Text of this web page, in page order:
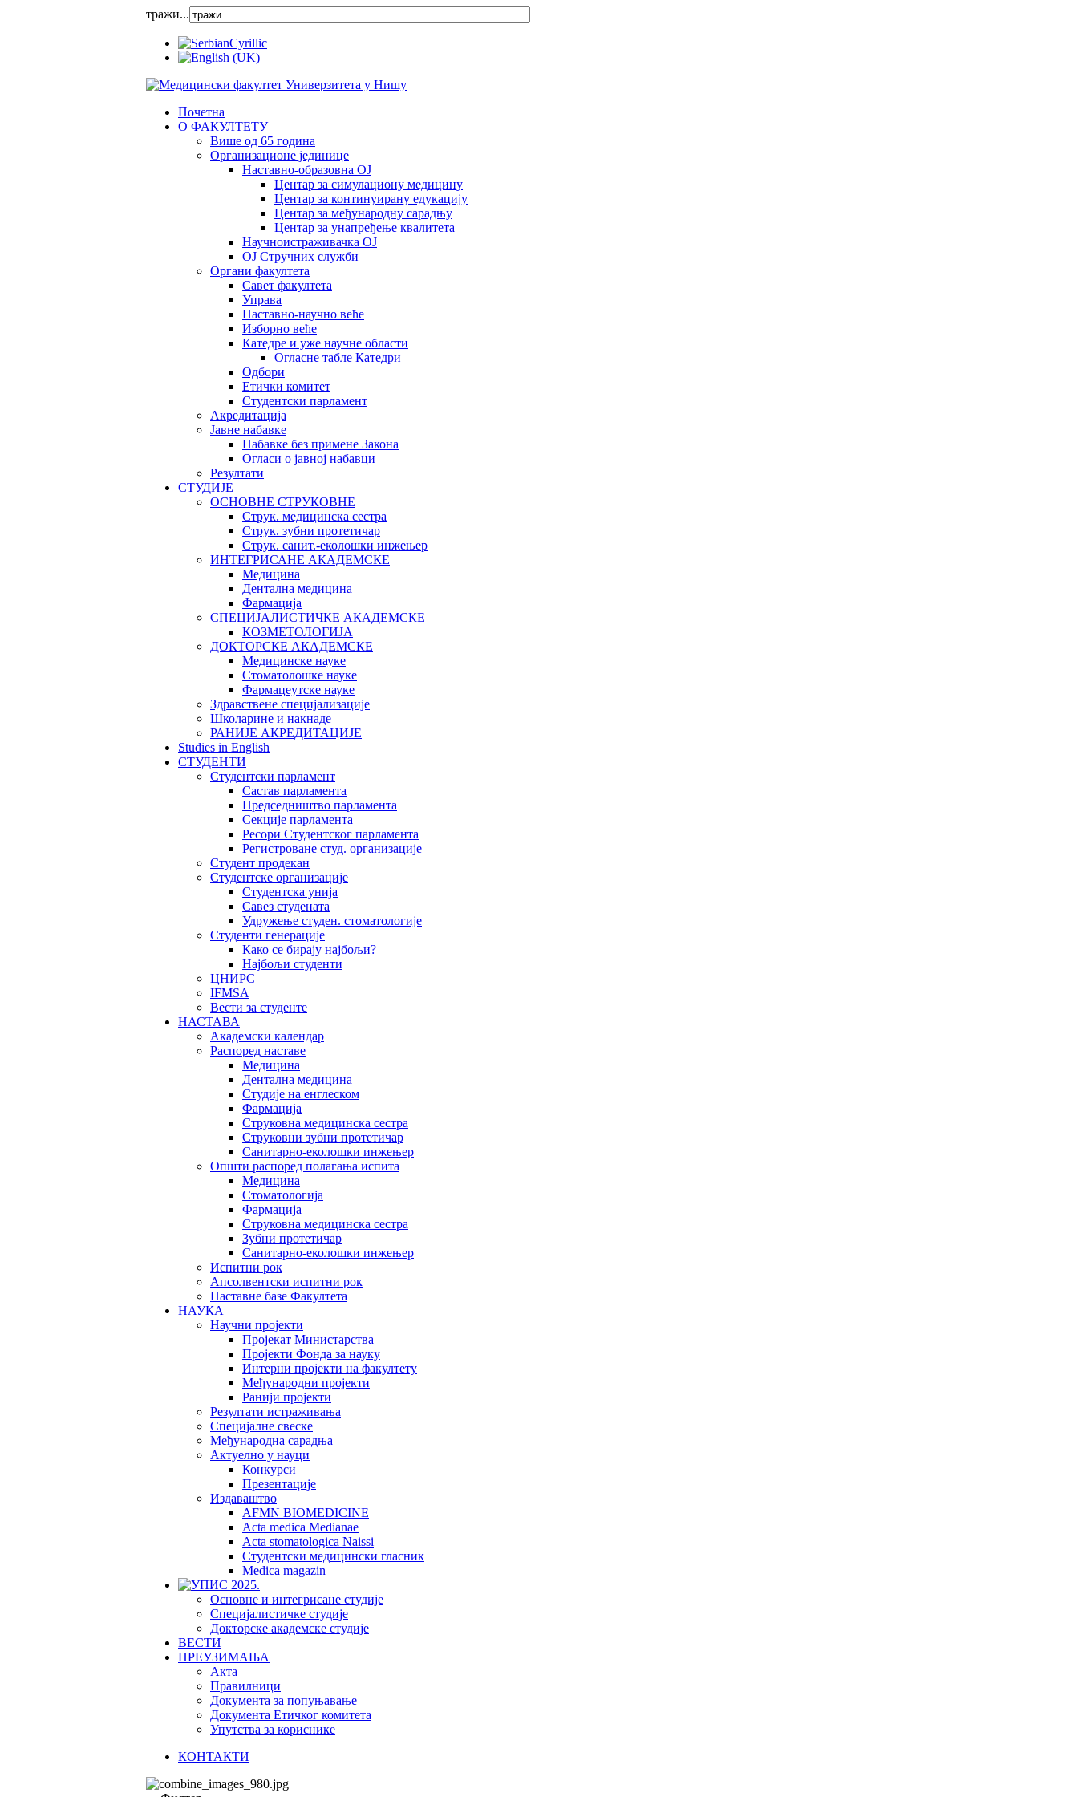
тражи...
Почетна
О ФАКУЛТЕТУ
Више од 65 година
Организационе јединице
Наставно-образовна OJ
Центар за симулациону медицину
Центар за континуирану едукацију
Центар за међународну сарадњу
Центар за унапређење квалитета
Научноистраживачка ОЈ
OJ Стручних служби
Органи факултета
Савет факултета
Управа
Наставно-научно веће
Изборно веће
Катедре и уже научне области
Огласне табле Катедри
Одбори
Етички комитет
Студентски парламент
Акредитација
Јавне набавке
Набавке без примене Закона
Огласи о јавној набавци
Резултати
СТУДИЈЕ
ОСНОВНЕ СТРУКОВНЕ
Струк. медицинска сестра
Струк. зубни протетичар
Струк. санит.-еколошки инжењер
ИНТЕГРИСАНЕ АКАДЕМСКЕ
Медицина
Дентална медицина
Фармација
СПЕЦИЈАЛИСТИЧКЕ АКАДЕМСКЕ
КОЗМЕТОЛОГИЈА
ДОКТОРСКЕ АКАДЕМСКЕ
Медицинске науке
Стоматолошке науке
Фармацеутске науке
Здравствене специјализације
Школарине и накнаде
РАНИЈЕ АКРЕДИТАЦИЈЕ
Studies in English
СТУДЕНТИ
Студентски парламент
Састав парламента
Председништво парламента
Секције парламента
Ресори Студентског парламента
Регистроване студ. организације
Студент продекан
Студентске организације
Студентска унија
Савез студената
Удружење студен. стоматологије
Студенти генерације
Како се бирају најбољи?
Најбољи студенти
ЦНИРС
IFMSA
Вести за студенте
НАСТАВА
Академски календар
Распоред наставе
Медицина
Дентална медицина
Студије на енглеском
Фармација
Струковна медицинска сестра
Струковни зубни протетичар
Санитарно-еколошки инжењер
Општи распоред полагања испита
Медицина
Стоматологија
Фармација
Струковна медицинска сестра
Зубни протетичар
Санитарно-еколошки инжењер
Испитни рок
Апсолвентски испитни рок
Наставне базе Факултета
НАУКА
Научни пројекти
Пројекат Министарства
Пројекти Фонда за науку
Интерни пројекти на факултету
Међународни пројекти
Ранији пројекти
Резултати истраживања
Специјалне свеске
Међународна сарадња
Актуелно у науци
Конкурси
Презентације
Издаваштво
AFMN BIOMEDICINE
Acta medica Medianae
Acta stomatologica Naissi
Студентски медицински гласник
Medica magazin
Основне и интегрисане студије
Специјалистичке студије
Докторске академске студије
ВЕСТИ
ПРЕУЗИМАЊА
Акта
Правилници
Документа за попуњавање
Документа Етичког комитета
Упутства за кориснике
КОНТАКТИ